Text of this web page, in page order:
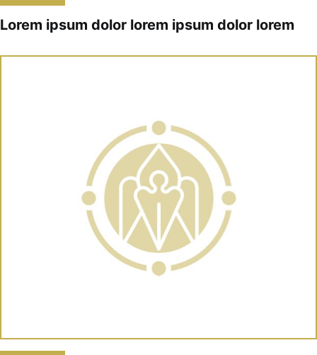
Lorem ipsum dolor lorem ipsum dolor lorem